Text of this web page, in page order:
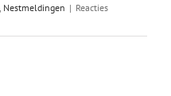
Nestmeldingen | Reacties